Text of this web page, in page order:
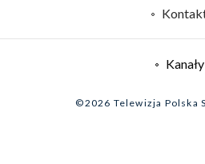
Biuro Reklamy
Kanały
©2026 Telewizja Polska